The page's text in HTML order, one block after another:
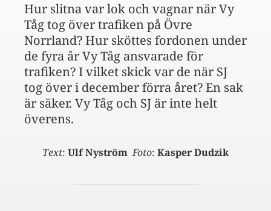
Hur slitna var lok och vagnar när Vy
Tåg tog över trafiken på Övre
Norrland? Hur sköttes fordonen under
de fyra år Vy Tåg ansvarade för
trafiken? I vilket skick var de när SJ
tog över i december förra året? En sak
är säker. Vy Tåg och SJ är inte helt
överens.
Text: Ulf Nyström Foto: Kasper Dudzik